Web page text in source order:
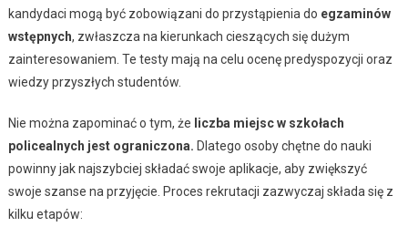
kandydaci mogą być zobowiązani do przystąpienia do egzaminów
wstępnych, zwłaszcza na kierunkach cieszących się dużym
zainteresowaniem. Te testy mają na celu ocenę predyspozycji oraz
wiedzy przyszłych studentów.
Nie można zapominać o tym, że liczba miejsc w szkołach
policealnych jest ograniczona. Dlatego osoby chętne do nauki
powinny jak najszybciej składać swoje aplikacje, aby zwiększyć
swoje szanse na przyjęcie. Proces rekrutacji zazwyczaj składa się z
kilku etapów: